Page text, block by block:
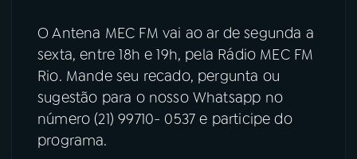
O Antena MEC FM vai ao ar de segunda a
sexta, entre 18h e 19h, pela Rádio MEC FM
Rio. Mande seu recado, pergunta ou
sugestão para o nosso Whatsapp no
número (21) 99710- 0537 e participe do
programa.